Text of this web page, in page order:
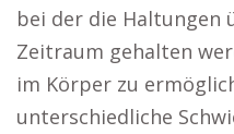
bei der die Haltungen
Zeitraum gehalten
im Körper zu
unterschiedliche